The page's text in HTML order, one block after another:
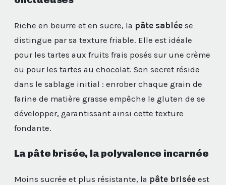
Riche en beurre et en sucre, la pâte sablée se
distingue par sa texture friable. Elle est idéale
pour les tartes aux fruits frais posés sur une crème
ou pour les tartes au chocolat. Son secret réside
dans le sablage initial : enrober chaque grain de
farine de matière grasse empêche le gluten de se
développer, garantissant ainsi cette texture
fondante.
La pâte brisée, la polyvalence incarnée
Moins sucrée et plus résistante, la pâte brisée est